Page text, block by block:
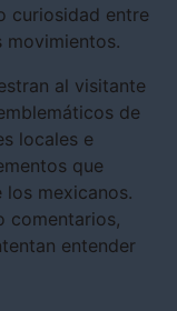
curiosidad entre
movimientos.
al visitante
de
locales e
que
mexicanos.
comentarios,
entender